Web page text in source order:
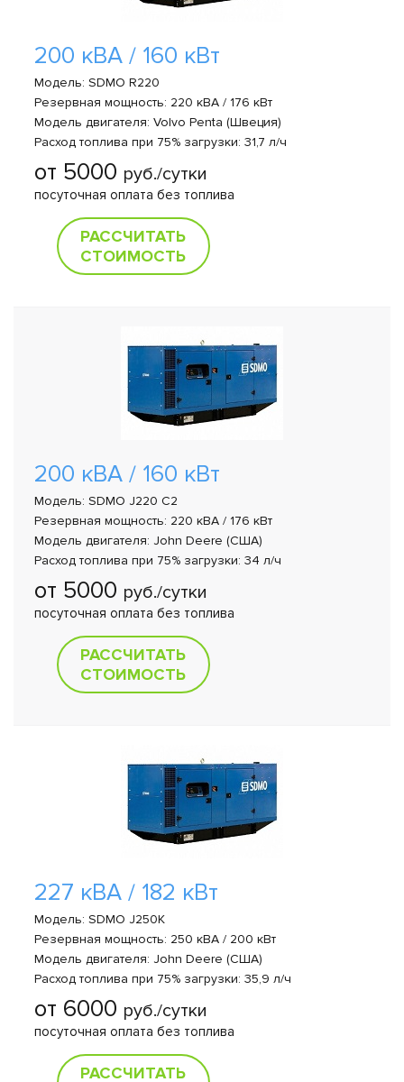
200 кВА / 160 кВт
Модель: SDMO R220
Резервная мощность: 220 кВА / 176 кВт
Модель двигателя: Volvo Penta (Швеция)
Расход топлива при 75% загрузки: 31,7 л/ч
от 5000 руб./сутки
посуточная оплата без топлива
РАССЧИТАТЬ
СТОИМОСТЬ
200 кВА / 160 кВт
Модель: SDMO J220 C2
Резервная мощность: 220 кВА / 176 кВт
Модель двигателя: John Deere (США)
Расход топлива при 75% загрузки: 34 л/ч
от 5000 руб./сутки
посуточная оплата без топлива
РАССЧИТАТЬ
СТОИМОСТЬ
227 кВА / 182 кВт
Модель: SDMO J250K
Резервная мощность: 250 кВА / 200 кВт
Модель двигателя: John Deere (США)
Расход топлива при 75% загрузки: 35,9 л/ч
от 6000 руб./сутки
посуточная оплата без топлива
РАССЧИТАТЬ